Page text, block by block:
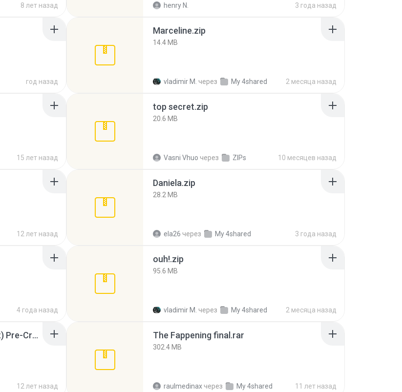
8 лет назад henry N. 3 года назад
год назад
Marceline.zip
14.4 MB
vladimir M. через My 4shared 2 месяца назад
15 лет назад
top secret.zip
20.6 MB
Vasni Vhuo через ZIPs 10 месяцев назад
12 лет назад
Daniela.zip
28.2 MB
ela26 через My 4shared 3 года назад
4 года назад
ouh!.zip
95.6 MB
vladimir M. через My 4shared 2 месяца назад
Sony Vegas Pro 12.0.770 (64-bit) Pre-Cracked.zip
12 лет назад
The Fappening final.rar
302.4 MB
raulmedinax через My 4shared 11 лет назад